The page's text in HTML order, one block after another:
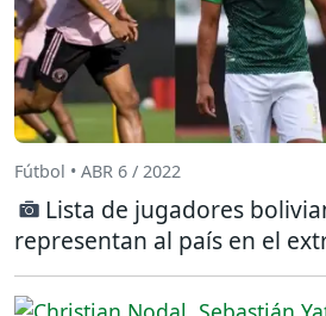
Fútbol • ABR 6 / 2022
Lista de jugadores
representan al país en el